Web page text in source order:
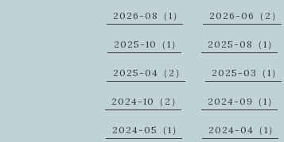
2026-08（1） 2026-06（2）
2025-10（1） 2025-08（1）
2025-04（2） 2025-03（1）
2024-10（2） 2024-09（1）
2024-05（1） 2024-04（1）